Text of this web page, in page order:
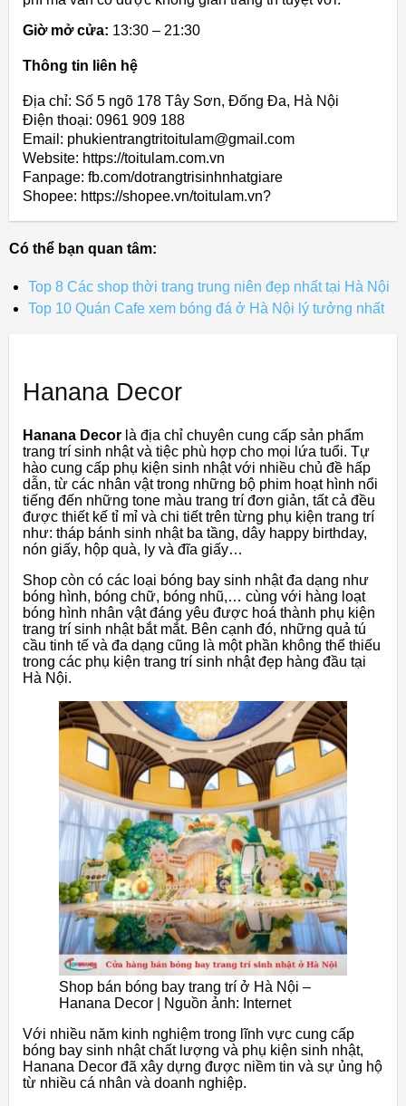
Giờ mở cửa: 13:30 – 21:30
Thông tin liên hệ
Địa chỉ: Số 5 ngõ 178 Tây Sơn, Đống Đa, Hà Nội
Điện thoại: 0961 909 188
Email: phukientrangtritoitulam@gmail.com
Website: https://toitulam.com.vn
Fanpage: fb.com/dotrangtrisinhnhatgiare
Shopee: https://shopee.vn/toitulam.vn?
Có thể bạn quan tâm:
Top 8 Các shop thời trang trung niên đẹp nhất tại Hà Nội
Top 10 Quán Cafe xem bóng đá ở Hà Nội lý tưởng nhất
Hanana Decor
Hanana Decor là địa chỉ chuyên cung cấp sản phẩm
trang trí sinh nhật và tiệc phù hợp cho mọi lứa tuổi. Tự
hào cung cấp phụ kiện sinh nhật với nhiều chủ đề hấp
dẫn, từ các nhân vật trong những bộ phim hoạt hình nổi
tiếng đến những tone màu trang trí đơn giản, tất cả đều
được thiết kế tỉ mỉ và chi tiết trên từng phụ kiện trang trí
như: tháp bánh sinh nhật ba tầng, dây happy birthday,
nón giấy, hộp quà, ly và đĩa giấy…
Shop còn có các loại bóng bay sinh nhật đa dạng như
bóng hình, bóng chữ, bóng nhũ,… cùng với hàng loạt
bóng hình nhân vật đáng yêu được hoá thành phụ kiện
trang trí sinh nhật bắt mắt. Bên cạnh đó, những quả tú
cầu tinh tế và đa dạng cũng là một phần không thể thiếu
trong các phụ kiện trang trí sinh nhật đẹp hàng đầu tại
Hà Nội.
Shop bán bóng bay trang trí ở Hà Nội –
Hanana Decor | Nguồn ảnh: Internet
Với nhiều năm kinh nghiệm trong lĩnh vực cung cấp
bóng bay sinh nhật chất lượng và phụ kiện sinh nhật,
Hanana Decor đã xây dựng được niềm tin và sự ủng hộ
từ nhiều cá nhân và doanh nghiệp.